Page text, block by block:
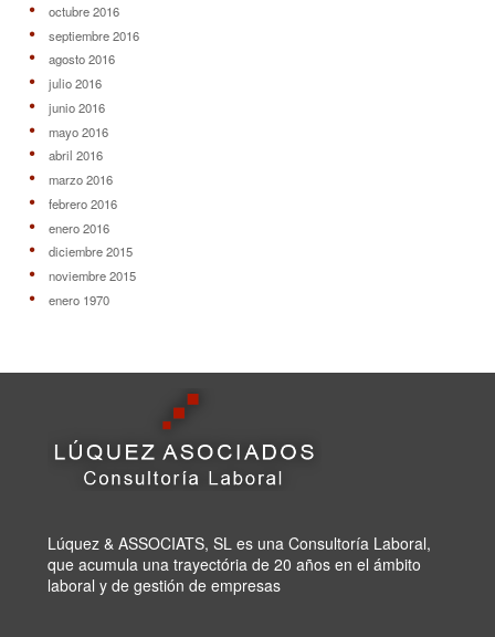
octubre 2016
septiembre 2016
agosto 2016
julio 2016
junio 2016
mayo 2016
abril 2016
marzo 2016
febrero 2016
enero 2016
diciembre 2015
noviembre 2015
enero 1970
Lúquez & ASSOCIATS, SL es una Consultoría Laboral,
que acumula una trayectória de 20 años en el ámbito
laboral y de gestión de empresas